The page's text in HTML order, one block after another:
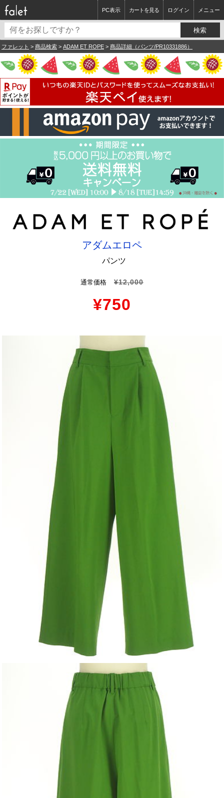
ログイン メニュー
カートを見る
PC表示
ファレット > 商品検索 > ADAM ET ROPE > 商品詳細（パンツ/PR10331886）
アダムエロペ
パンツ
通常価格 ¥12,000
¥750